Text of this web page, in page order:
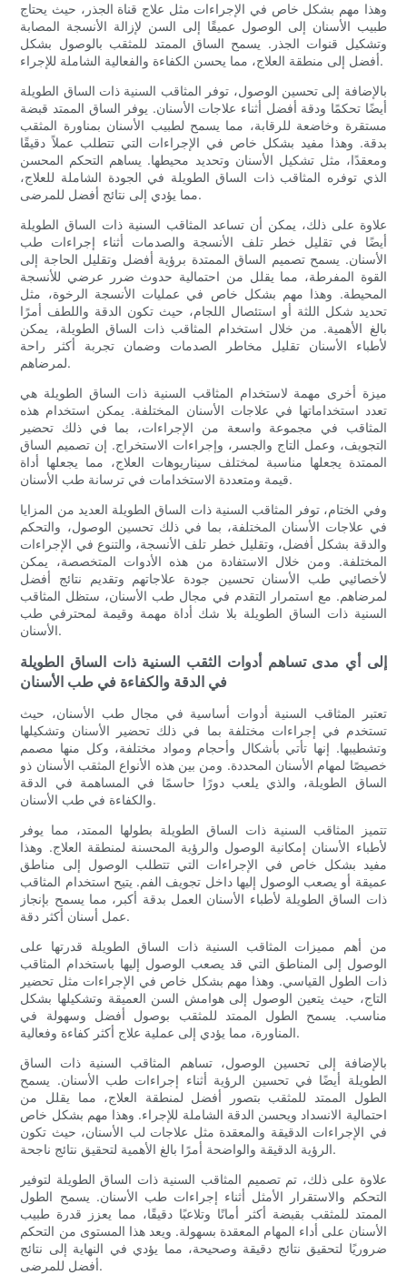
وهذا مهم بشكل خاص في الإجراءات مثل علاج قناة الجذر، حيث يحتاج
طبيب الأسنان إلى الوصول عميقًا إلى السن لإزالة الأنسجة المصابة
وتشكيل قنوات الجذر. يسمح الساق الممتد للمثقب بالوصول بشكل
أفضل إلى منطقة العلاج، مما يحسن الكفاءة والفعالية الشاملة للإجراء.
بالإضافة إلى تحسين الوصول، توفر المثاقب السنية ذات الساق الطويلة
أيضًا تحكمًا ودقة أفضل أثناء علاجات الأسنان. يوفر الساق الممتد قبضة
مستقرة وخاضعة للرقابة، مما يسمح لطبيب الأسنان بمناورة المثقب
بدقة. وهذا مفيد بشكل خاص في الإجراءات التي تتطلب عملاً دقيقًا
ومعقدًا، مثل تشكيل الأسنان وتحديد محيطها. يساهم التحكم المحسن
الذي توفره المثاقب ذات الساق الطويلة في الجودة الشاملة للعلاج،
مما يؤدي إلى نتائج أفضل للمرضى.
علاوة على ذلك، يمكن أن تساعد المثاقب السنية ذات الساق الطويلة
أيضًا في تقليل خطر تلف الأنسجة والصدمات أثناء إجراءات طب
الأسنان. يسمح تصميم الساق الممتدة برؤية أفضل وتقليل الحاجة إلى
القوة المفرطة، مما يقلل من احتمالية حدوث ضرر عرضي للأنسجة
المحيطة. وهذا مهم بشكل خاص في عمليات الأنسجة الرخوة، مثل
تحديد شكل اللثة أو استئصال اللجام، حيث تكون الدقة واللطف أمرًا
بالغ الأهمية. من خلال استخدام المثاقب ذات الساق الطويلة، يمكن
لأطباء الأسنان تقليل مخاطر الصدمات وضمان تجربة أكثر راحة
لمرضاهم.
ميزة أخرى مهمة لاستخدام المثاقب السنية ذات الساق الطويلة هي
تعدد استخداماتها في علاجات الأسنان المختلفة. يمكن استخدام هذه
المثاقب في مجموعة واسعة من الإجراءات، بما في ذلك تحضير
التجويف، وعمل التاج والجسر، وإجراءات الاستخراج. إن تصميم الساق
الممتدة يجعلها مناسبة لمختلف سيناريوهات العلاج، مما يجعلها أداة
قيمة ومتعددة الاستخدامات في ترسانة طب الأسنان.
وفي الختام، توفر المثاقب السنية ذات الساق الطويلة العديد من المزايا
في علاجات الأسنان المختلفة، بما في ذلك تحسين الوصول، والتحكم
والدقة بشكل أفضل، وتقليل خطر تلف الأنسجة، والتنوع في الإجراءات
المختلفة. ومن خلال الاستفادة من هذه الأدوات المتخصصة، يمكن
لأخصائيي طب الأسنان تحسين جودة علاجاتهم وتقديم نتائج أفضل
لمرضاهم. مع استمرار التقدم في مجال طب الأسنان، ستظل المثاقب
السنية ذات الساق الطويلة بلا شك أداة مهمة وقيمة لمحترفي طب
الأسنان.
إلى أي مدى تساهم أدوات الثقب السنية ذات الساق الطويلة
في الدقة والكفاءة في طب الأسنان
تعتبر المثاقب السنية أدوات أساسية في مجال طب الأسنان، حيث
تستخدم في إجراءات مختلفة بما في ذلك تحضير الأسنان وتشكيلها
وتشطيبها. إنها تأتي بأشكال وأحجام ومواد مختلفة، وكل منها مصمم
خصيصًا لمهام الأسنان المحددة. ومن بين هذه الأنواع المثقب الأسنان ذو
الساق الطويلة، والذي يلعب دورًا حاسمًا في المساهمة في الدقة
والكفاءة في طب الأسنان.
تتميز المثاقب السنية ذات الساق الطويلة بطولها الممتد، مما يوفر
لأطباء الأسنان إمكانية الوصول والرؤية المحسنة لمنطقة العلاج. وهذا
مفيد بشكل خاص في الإجراءات التي تتطلب الوصول إلى مناطق
عميقة أو يصعب الوصول إليها داخل تجويف الفم. يتيح استخدام المثاقب
ذات الساق الطويلة لأطباء الأسنان العمل بدقة أكبر، مما يسمح بإنجاز
عمل أسنان أكثر دقة.
من أهم مميزات المثاقب السنية ذات الساق الطويلة قدرتها على
الوصول إلى المناطق التي قد يصعب الوصول إليها باستخدام المثاقب
ذات الطول القياسي. وهذا مهم بشكل خاص في الإجراءات مثل تحضير
التاج، حيث يتعين الوصول إلى هوامش السن العميقة وتشكيلها بشكل
مناسب. يسمح الطول الممتد للمثقب بوصول أفضل وسهولة في
المناورة، مما يؤدي إلى عملية علاج أكثر كفاءة وفعالية.
بالإضافة إلى تحسين الوصول، تساهم المثاقب السنية ذات الساق
الطويلة أيضًا في تحسين الرؤية أثناء إجراءات طب الأسنان. يسمح
الطول الممتد للمثقب بتصور أفضل لمنطقة العلاج، مما يقلل من
احتمالية الانسداد ويحسن الدقة الشاملة للإجراء. وهذا مهم بشكل خاص
في الإجراءات الدقيقة والمعقدة مثل علاجات لب الأسنان، حيث تكون
الرؤية الدقيقة والواضحة أمرًا بالغ الأهمية لتحقيق نتائج ناجحة.
علاوة على ذلك، تم تصميم المثاقب السنية ذات الساق الطويلة لتوفير
التحكم والاستقرار الأمثل أثناء إجراءات طب الأسنان. يسمح الطول
الممتد للمثقب بقبضة أكثر أمانًا وتلاعبًا دقيقًا، مما يعزز قدرة طبيب
الأسنان على أداء المهام المعقدة بسهولة. ويعد هذا المستوى من التحكم
ضروريًا لتحقيق نتائج دقيقة وصحيحة، مما يؤدي في النهاية إلى نتائج
أفضل للمرضى.